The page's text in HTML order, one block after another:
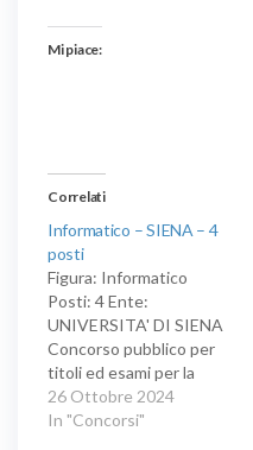
Mi piace:
Correlati
Informatico – SIENA – 4
posti
Figura: Informatico
Posti: 4 Ente:
UNIVERSITA' DI SIENA
Concorso pubblico per
titoli ed esami per la
copertura di n. 4 posti
Area Collaboratori
26 Ottobre 2024
In "Concorsi"